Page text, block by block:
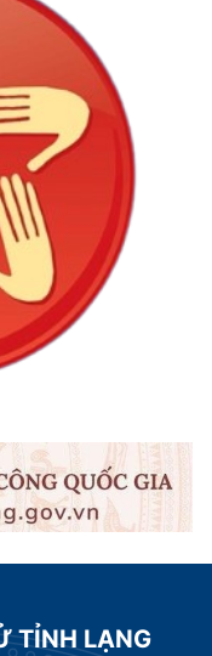
TỈNH LẠNG